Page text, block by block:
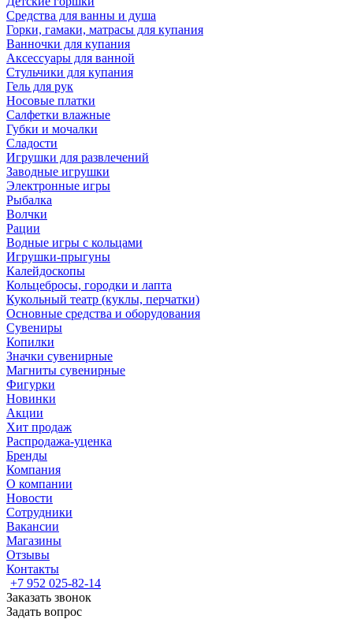
Средства для ванны и душа
Горки, гамаки, матрасы для купания
Ванночки для купания
Аксессуары для ванной
Стульчики для купания
Гель для рук
Носовые платки
Салфетки влажные
Губки и мочалки
Сладости
Игрушки для развлечений
Заводные игрушки
Электронные игры
Рыбалка
Волчки
Рации
Водные игры с кольцами
Игрушки-прыгуны
Калейдоскопы
Кольцебросы, городки и лапта
Кукольный театр (куклы, перчатки)
Основные средства и оборудования
Сувениры
Копилки
Значки сувенирные
Магниты сувенирные
Фигурки
Новинки
Акции
Хит продаж
Распродажа-уценка
Бренды
Компания
О компании
Новости
Сотрудники
Вакансии
Магазины
Отзывы
Контакты
+7 952 025-82-14
Заказать звонок
Задать вопрос